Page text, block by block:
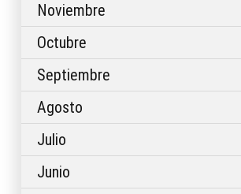
Noviembre
Octubre
Septiembre
Agosto
Julio
Junio